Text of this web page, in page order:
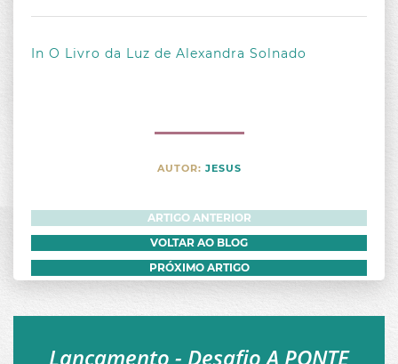
SOBRE A AUTORA
CATEGORIAS
In O Livro da Luz de Alexandra Solnado
AUTOR: JESUS
ARTIGO ANTERIOR
VOLTAR AO BLOG
PRÓXIMO ARTIGO
Lançamento - Desafio A PONTE